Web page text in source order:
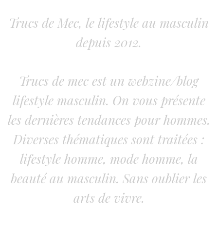
Trucs de Mec, le lifestyle au masculin
depuis 2012.
Trucs de mec est un webzine/blog
lifestyle masculin. On vous présente
les dernières tendances pour hommes.
Diverses thématiques sont traitées :
lifestyle homme, mode homme, la
beauté au masculin. Sans oublier les
arts de vivre.